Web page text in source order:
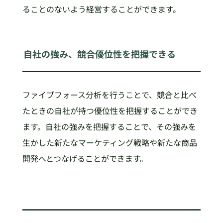
ることのないよう経営することができます。
自社の強み、競合優位性を把握できる
ファイブフォース分析を行うことで、競合と比べ
たときの自社が持つ優位性を把握することができ
ます。自社の強みを把握することで、その強みを
生かした新たなマーケティング戦略や新たな商品
開発へとつなげることができます。